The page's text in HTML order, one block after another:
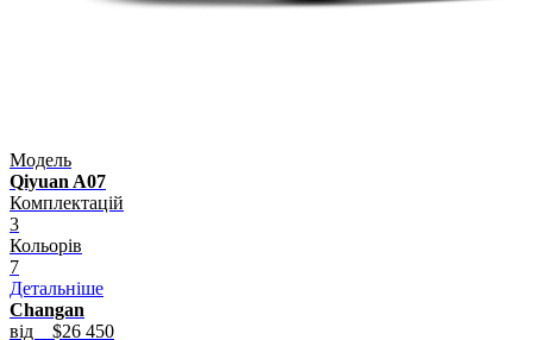
Модель
Qiyuan A07
Комплектацій
3
Кольорів
7
Детальніше
Changan
від
$26 450